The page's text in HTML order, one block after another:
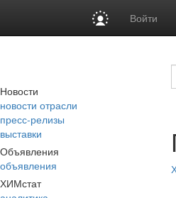
Войти
Новости
новости отрасли
пресс-релизы
выставки
Объявления
объявления
ХИМстат